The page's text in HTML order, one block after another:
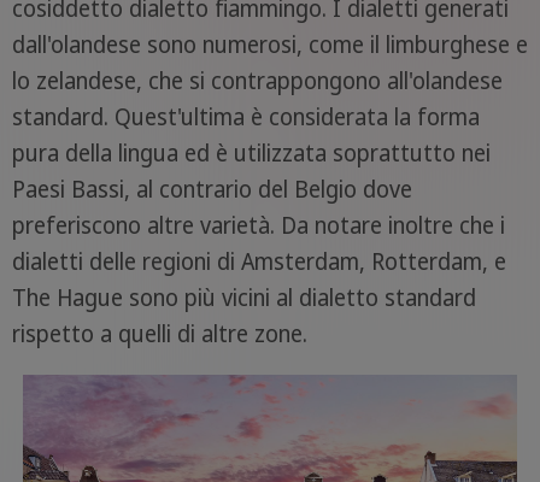
cosiddetto dialetto fiammingo. I dialetti generati
dall'olandese sono numerosi, come il limburghese e
lo zelandese, che si contrappongono all'olandese
standard. Quest'ultima è considerata la forma
pura della lingua ed è utilizzata soprattutto nei
Paesi Bassi, al contrario del Belgio dove
preferiscono altre varietà. Da notare inoltre che i
dialetti delle regioni di Amsterdam, Rotterdam, e
The Hague sono più vicini al dialetto standard
rispetto a quelli di altre zone.